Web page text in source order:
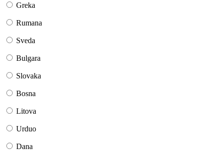
Greka
Rumana
Sveda
Bulgara
Slovaka
Bosna
Litova
Urduo
Dana